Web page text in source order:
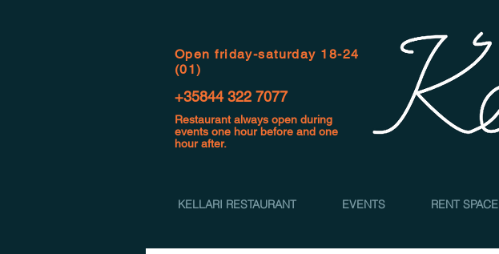
Open friday-saturday 18-24
(01)
+35844 322 7077
Restaurant always open during
events one hour before and one
hour after.
KELLARI RESTAURANT EVENTS RENT SPACE